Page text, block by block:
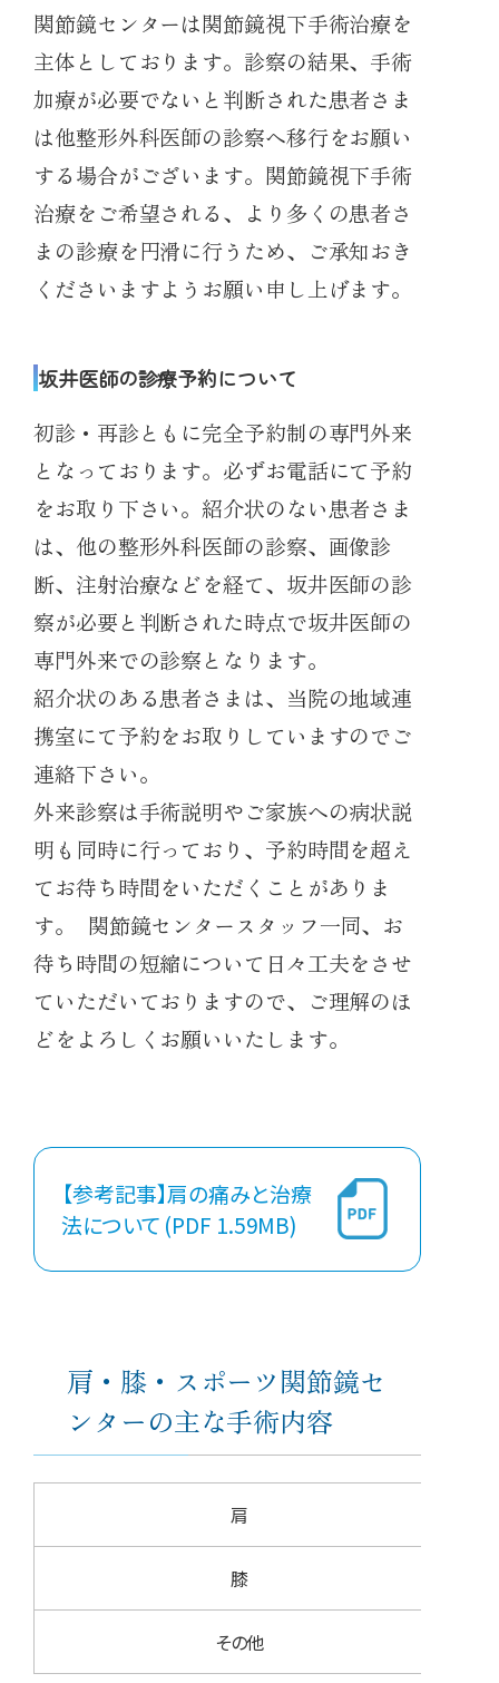
関節鏡センターは関節鏡視下手術治療を
主体としております。診察の結果、手術
加療が必要でないと判断された患者さま
は他整形外科医師の診察へ移行をお願い
する場合がございます。関節鏡視下手術
治療をご希望される、より多くの患者さ
まの診療を円滑に行うため、ご承知おき
くださいますようお願い申し上げます。
坂井医師の診療予約について
初診・再診ともに完全予約制の専門外来
となっております。必ずお電話にて予約
をお取り下さい。紹介状のない患者さま
は、他の整形外科医師の診察、画像診
断、注射治療などを経て、坂井医師の診
察が必要と判断された時点で坂井医師の
専門外来での診察となります。
紹介状のある患者さまは、当院の地域連
携室にて予約をお取りしていますのでご
連絡下さい。
外来診察は手術説明やご家族への病状説
明も同時に行っており、予約時間を超え
てお待ち時間をいただくことがありま
す。 関節鏡センタースタッフ一同、お
待ち時間の短縮について日々工夫をさせ
ていただいておりますので、ご理解のほ
どをよろしくお願いいたします。
【参考記事】肩の痛みと治療
法について (PDF 1.59MB)
肩・膝・スポーツ関節鏡セ
ンターの主な手術内容
肩
膝
その他